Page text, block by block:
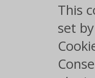
This
set